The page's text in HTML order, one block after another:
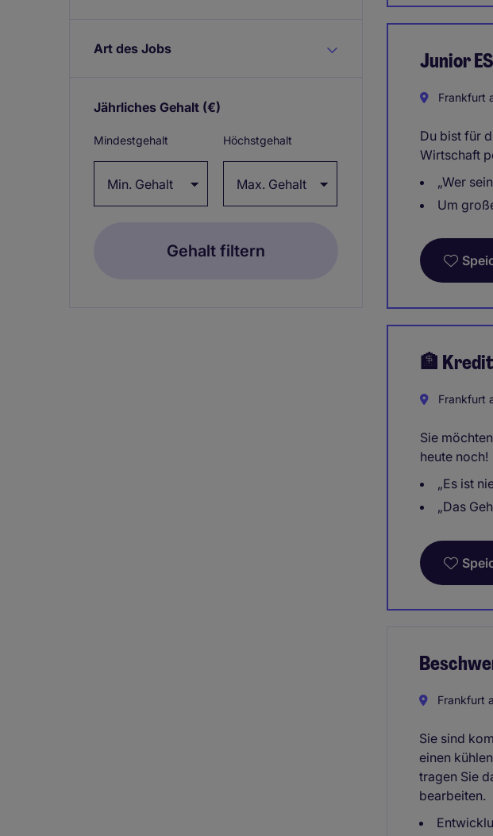
Art des Jobs
Jährliches Gehalt (€)
Mindestgehalt Höchstgehalt
Junior
Frankfurt
Du bist für
Wirtschaft
„Wer
Um
🏦
Frankfurt
Sie
heute noch!
„Es ist
„Das
Frankfurt
Sie sind
einen
tragen Sie
bearbeiten.